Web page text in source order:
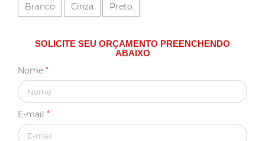
Branco Cinza Preto
SOLICITE SEU ORÇAMENTO PREENCHENDO
ABAIXO
Nome *
E-mail *